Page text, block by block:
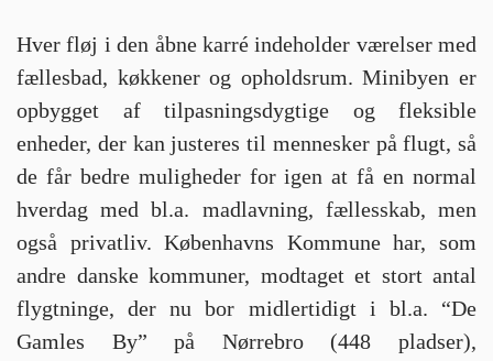
Hver fløj i den åbne karré indeholder værelser med
fællesbad, køkkener og opholdsrum. Minibyen er
opbygget af tilpasningsdygtige og fleksible
enheder, der kan justeres til mennesker på flugt, så
de får bedre muligheder for igen at få en normal
hverdag med bl.a. madlavning, fællesskab, men
også privatliv. Københavns Kommune har, som
andre danske kommuner, modtaget et stort antal
flygtninge, der nu bor midlertidigt i bl.a. “De
Gamles By” på Nørrebro (448 pladser),